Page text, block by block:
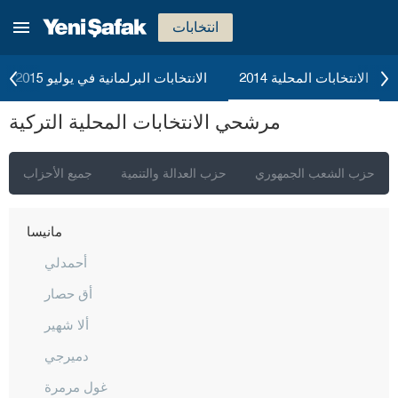
انتخابات
الانتخابات البرلمانية في يوليو 2015 الانتخابات المحلية 2014
مرشحي الانتخابات المحلية التركية
جميع الأحزاب حزب العدالة والتنمية حزب الشعب الجمهوري
قرقلر ايلي
قرشهير
قوجه ايلي
قونيا
مالاطيا
مانيسا
أحمدلي
أق حصار
ألا شهير
دميرجي
غول مرمرة